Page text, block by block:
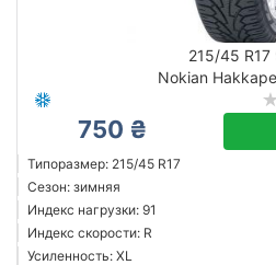
215/45 R17
Nokian
750 ₴
Типоразмер: 215/45 R17
Сезон: зимняя
Индекс нагрузки: 91
Индекс скорости: R
Усиленность: XL